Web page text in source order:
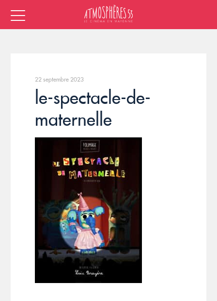
22 septembre 2023
le-spectacle-de-
maternelle